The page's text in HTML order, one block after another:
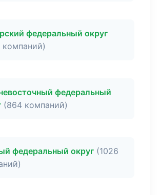
федеральный округ
компаний)
федеральный
(864 компаний)
федеральный округ (1026